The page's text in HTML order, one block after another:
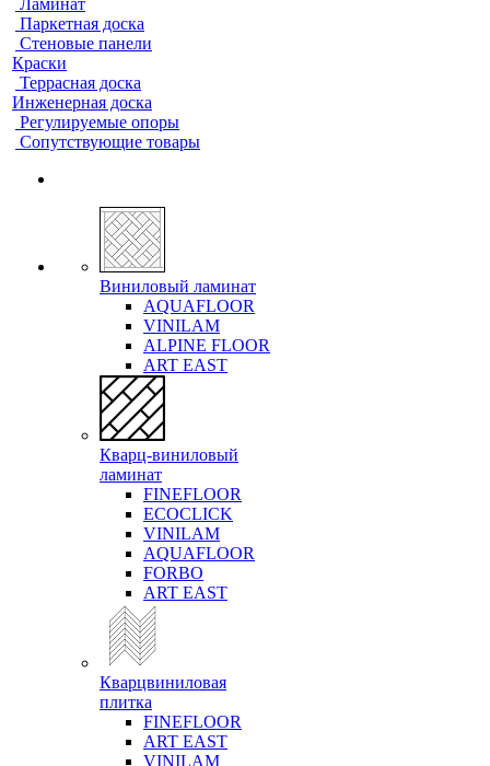
Ламинат
Паркетная доска
Стеновые панели
Краски
Террасная доска
Инженерная доска
Регулируемые опоры
Сопутствующие товары
Виниловый ламинат
AQUAFLOOR
VINILAM
ALPINE FLOOR
ART EAST
Кварц-виниловый
ламинат
FINEFLOOR
ECOCLICK
VINILAM
AQUAFLOOR
FORBO
ART EAST
Кварцвиниловая
плитка
FINEFLOOR
ART EAST
VINILAM